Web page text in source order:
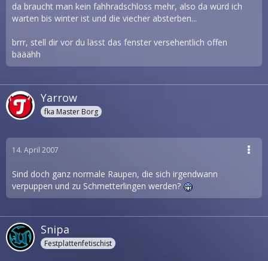
da braucht man kein fahhradschloss mehr, also da würd ich
warten bis winter ist und die viecher absterben...
brrr, stell dir vor du lässt das fenster versehentlich offen
bääähh
Yarrow
fka Master Borg
14. April 2007
Sind doch ganz normale Raupen, die sich irgendwann
verpuppen und zu Schmetterlingen werden?
Snipa
Festplattenfetischist